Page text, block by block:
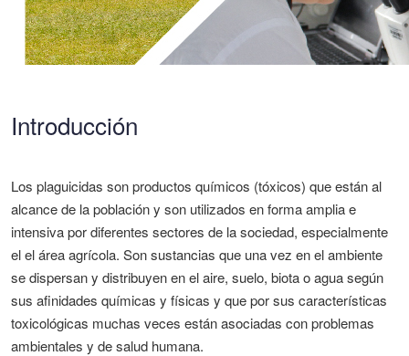
Introducción
Los plaguicidas son productos químicos (tóxicos) que están al
alcance de la población y son utilizados en forma amplia e
intensiva por diferentes sectores de la sociedad, especialmente
el el área agrícola. Son sustancias que una vez en el ambiente
se dispersan y distribuyen en el aire, suelo, biota o agua según
sus afinidades químicas y físicas y que por sus características
toxicológicas muchas veces están asociadas con problemas
ambientales y de salud humana.